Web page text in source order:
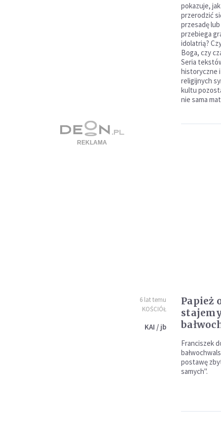
pokazuje,
przerodzić
przesadę
przebiega
idolatrią?
Boga, czy
Seria
historyczne
religijnych
kultu
nie sama
6 lat temu
KOŚCIÓŁ
KAI / jb
Papież
Franciszek
postawę
samych".